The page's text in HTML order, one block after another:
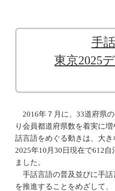
手
東京2025
2016年７月に、33道府県
り会員都道府県数を着実に
話言語をめぐる動きは、大
2025年10月30日現在で612
ました。
手話言語の普及並びに手話
を推進することをめざして